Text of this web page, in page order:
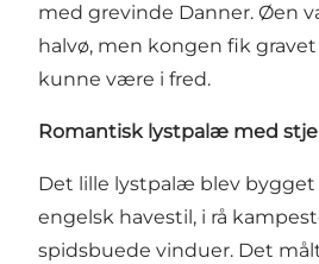
med grevinde Danner. Øen
halvø, men kongen fik
kunne være i fred.
Romantisk lystpalæ med
Det lille lystpalæ blev bygget
engelsk havestil, i rå
spidsbuede vinduer. Det